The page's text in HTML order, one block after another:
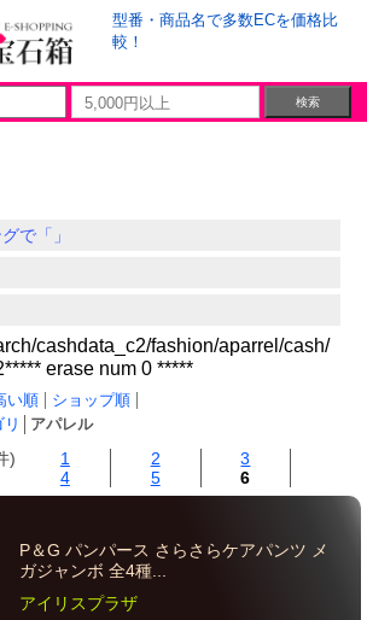
型番・商品名で多数ECを価格比
較！
で「」
cashdata_c2/fashion/aparrel/cash/
erase num 0 *****
い順
ショップ順
アパレル
) 1 2
3
4
5 6
P＆G パンパース さらさらケアパンツ メ
ガジャンボ 全4種...
アイリスプラザ